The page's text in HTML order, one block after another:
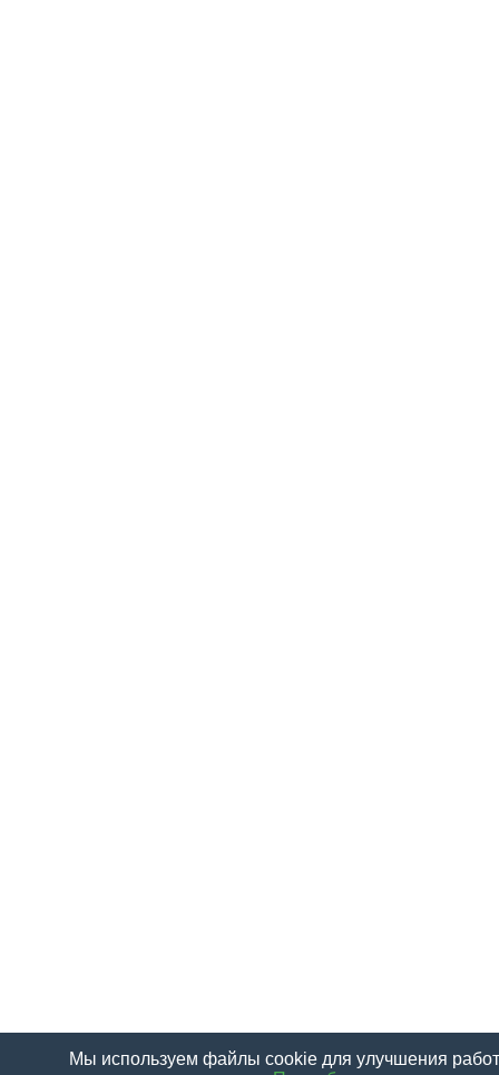
Мы используем файлы cookie для улучшения